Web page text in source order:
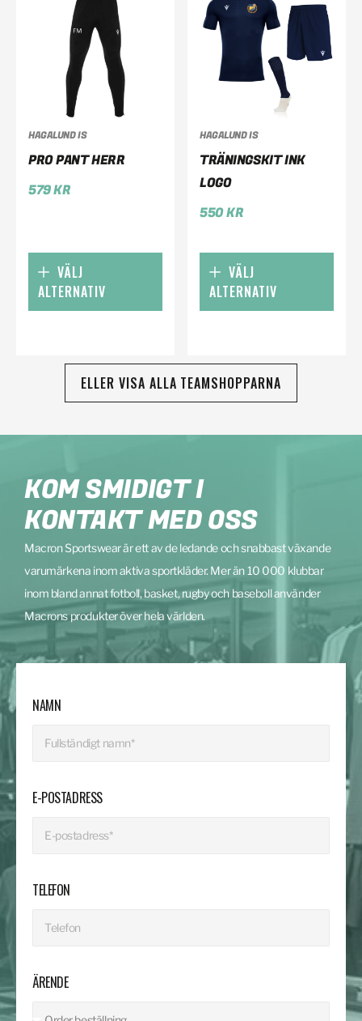
HAGALUND IS
PRO PANT HERR
579KR
VÄLJ
ALTERNATIV
HAGALUND IS
TRÄNINGSKIT INK
LOGO
550KR
VÄLJ
ALTERNATIV
ELLER VISA ALLA TEAMSHOPPARNA
KOM SMIDIGT I
KONTAKT MED OSS
Macron Sportswear är ett av de ledande och snabbast växande
varumärkena inom aktiva sportkläder. Mer än 10 000 klubbar
inom bland annat fotboll, basket, rugby och baseboll använder
Macrons produkter över hela världen.
NAMN
E-POSTADRESS
TELEFON
ÄRENDE